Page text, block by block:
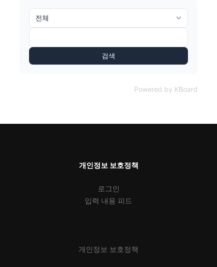
검색
Powered by KBoard
개인정보 보호정책
로그인
입력 내용 피드
개인정보 보호정책